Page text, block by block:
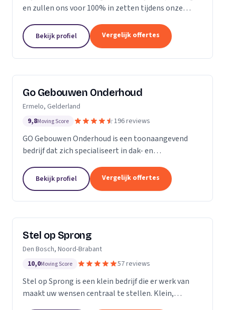
en zullen ons voor 100% in zetten tijdens onze
Bekijk profiel Vergelijk offertes
Go Gebouwen Onderhoud
Ermelo, Gelderland
9,8Moving Score 196 reviews
GO Gebouwen Onderhoud is een toonaangevend
bedrijf dat zich specialiseert in dak- en
samenhangt. Met onze vakkundige aanpak zorgen
we ervoor dat uw pand...
Bekijk profiel Vergelijk offertes
Stel op Sprong
Den Bosch, Noord-Brabant
10,0Moving Score 57 reviews
Stel op Sprong is een klein bedrijf die er werk van
maakt uw wensen centraal te stellen. Klein,